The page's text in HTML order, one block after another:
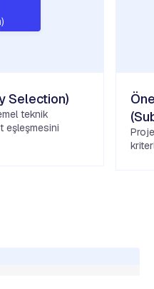
Selection)
teknik
eşleşmesini